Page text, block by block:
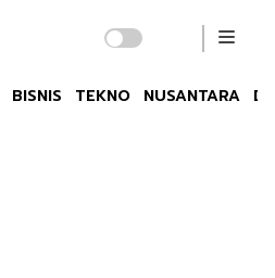
BISNIS TEKNO NUSANTARA